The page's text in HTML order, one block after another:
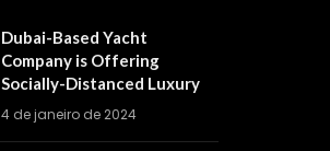
Dubai-Based Yacht
Company is Offering
Socially-Distanced Luxury
4 de janeiro de 2024